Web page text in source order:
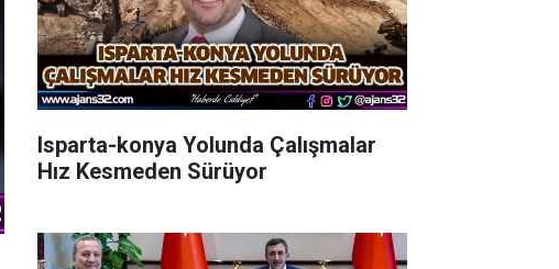
Isparta-konya Yolunda Çalışmalar
Hız Kesmeden Sürüyor